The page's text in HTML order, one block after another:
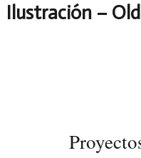
Ilustración –